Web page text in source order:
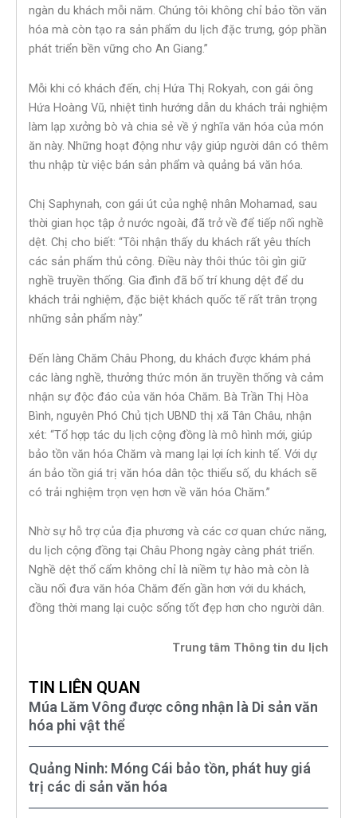
ngàn du khách mỗi năm. Chúng tôi không chỉ bảo tồn văn
hóa mà còn tạo ra sản phẩm du lịch đặc trưng, góp phần
phát triển bền vững cho An Giang.”
Mỗi khi có khách đến, chị Hứa Thị Rokyah, con gái ông
Hứa Hoàng Vũ, nhiệt tình hướng dẫn du khách trải nghiệm
làm lạp xưởng bò và chia sẻ về ý nghĩa văn hóa của món
ăn này. Những hoạt động như vậy giúp người dân có thêm
thu nhập từ việc bán sản phẩm và quảng bá văn hóa.
Chị Saphynah, con gái út của nghệ nhân Mohamad, sau
thời gian học tập ở nước ngoài, đã trở về để tiếp nối nghề
dệt. Chị cho biết: “Tôi nhận thấy du khách rất yêu thích
các sản phẩm thủ công. Điều này thôi thúc tôi gìn giữ
nghề truyền thống. Gia đình đã bố trí khung dệt để du
khách trải nghiệm, đặc biệt khách quốc tế rất trân trọng
những sản phẩm này.”
Đến làng Chăm Châu Phong, du khách được khám phá
các làng nghề, thưởng thức món ăn truyền thống và cảm
nhận sự độc đáo của văn hóa Chăm. Bà Trần Thị Hòa
Bình, nguyên Phó Chủ tịch UBND thị xã Tân Châu, nhận
xét: “Tổ hợp tác du lịch cộng đồng là mô hình mới, giúp
bảo tồn văn hóa Chăm và mang lại lợi ích kinh tế. Với dự
án bảo tồn giá trị văn hóa dân tộc thiểu số, du khách sẽ
có trải nghiệm trọn vẹn hơn về văn hóa Chăm.”
Nhờ sự hỗ trợ của địa phương và các cơ quan chức năng,
du lịch cộng đồng tại Châu Phong ngày càng phát triển.
Nghề dệt thổ cẩm không chỉ là niềm tự hào mà còn là
cầu nối đưa văn hóa Chăm đến gần hơn với du khách,
đồng thời mang lại cuộc sống tốt đẹp hơn cho người dân.
Trung tâm Thông tin du lịch
TIN LIÊN QUAN
Múa Lăm Vông được công nhận là Di sản văn
hóa phi vật thể
Quảng Ninh: Móng Cái bảo tồn, phát huy giá
trị các di sản văn hóa